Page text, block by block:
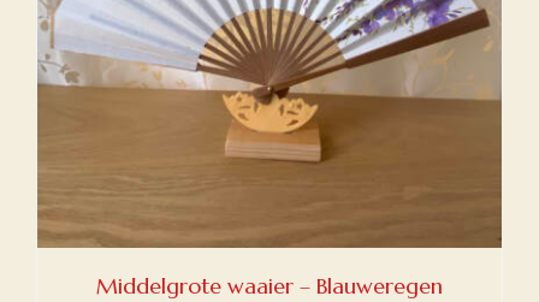
Middelgrote waaier – Blauweregen